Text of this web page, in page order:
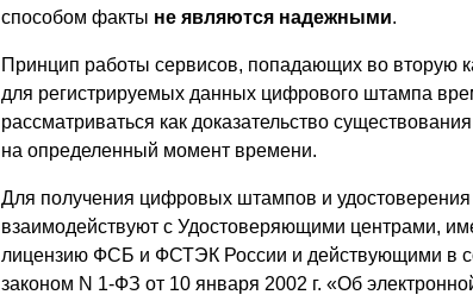
способом факты не являются надежными.
Принцип работы сервисов, попадающих во вторую
для регистрируемых данных цифрового штампа
рассматриваться как доказательство
на определенный момент времени.
Для получения цифровых штампов и
взаимодействуют с Удостоверяющими центрами,
лицензию ФСБ и ФСТЭК России и действующими в
законом N 1-ФЗ от 10 января 2002 г. «Об